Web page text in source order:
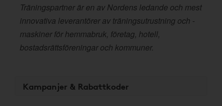
Träningspartner är en av Nordens ledande och mest
innovativa leverantörer av träningsutrustning och -
maskiner för hemmabruk, företag, hotell,
bostadsrättsföreningar och kommuner.
Kampanjer & Rabattkoder